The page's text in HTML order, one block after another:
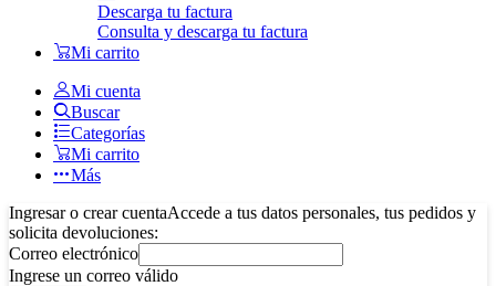
Descarga tu factura
Consulta y descarga tu factura
Mi carrito
Mi cuenta
Buscar
Categorías
Mi carrito
Más
Ingresar o crear cuentaAccede a tus datos personales, tus pedidos y
solicita devoluciones:
Correo electrónico
Ingrese un correo válido